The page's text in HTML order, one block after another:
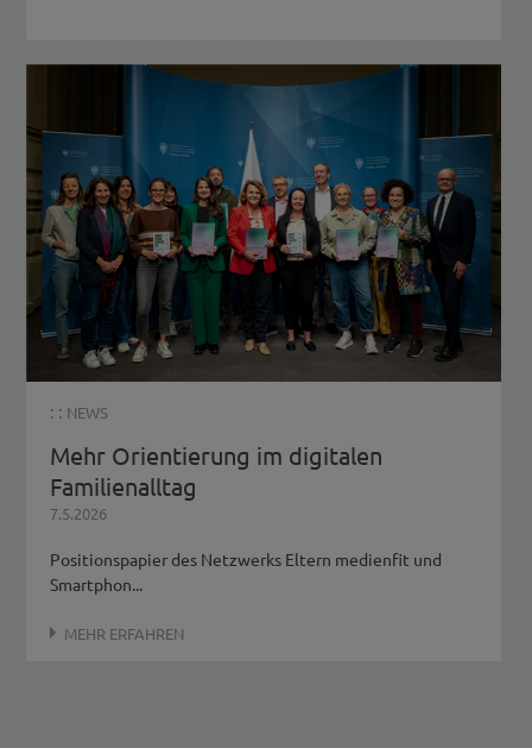
: : NEWS
Mehr Orientierung im digitalen
Familienalltag
7.5.2026
Positionspapier des Netzwerks Eltern medienfit und
Smartphon...
MEHR ERFAHREN